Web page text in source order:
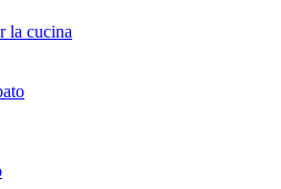
la cucina